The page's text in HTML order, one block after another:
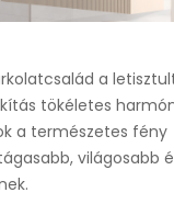
a
tökéletes
a természetes fény
világosabb